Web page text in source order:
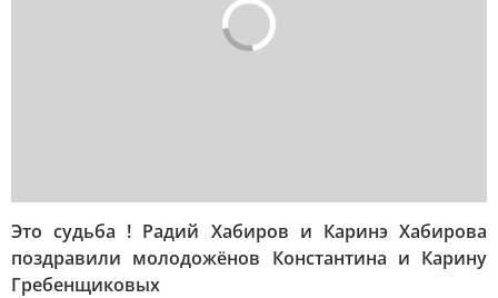
Это судьба ! Радий Хабиров и Каринэ Хабирова
поздравили молодожёнов Константина и Карину
Гребенщиковых